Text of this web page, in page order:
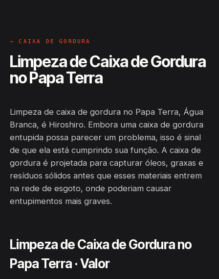
→ CAIXA DE GORDURA
Limpeza de Caixa de Gordura
no Papa Terra
Limpeza de caixa de gordura no Papa Terra, Água
Branca, é Hiroshiro. Embora uma caixa de gordura
entupida possa parecer um problema, isso é sinal
de que ela está cumprindo sua função. A caixa de
gordura é projetada para capturar óleos, graxas e
resíduos sólidos antes que esses materiais entrem
na rede de esgoto, onde poderiam causar
entupimentos mais graves.
Limpeza de Caixa de Gordura no
Papa Terra · Valor